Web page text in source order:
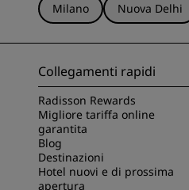
Milano
Nuova Delhi
Collegamenti rapidi
Radisson Rewards
Migliore tariffa online
garantita
Blog
Destinazioni
Hotel nuovi e di prossima
apertura